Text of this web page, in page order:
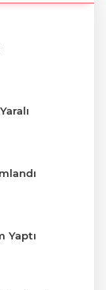
Yaptı